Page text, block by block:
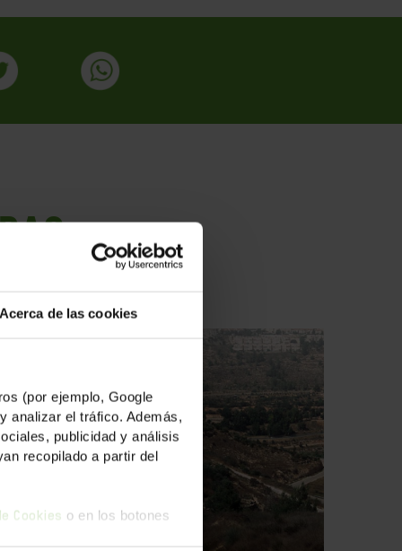
Acerca de las cookies
(por ejemplo, Google
analizar el tráfico. Además,
publicidad y análisis
recopilado a partir del
Cookies o en los botones